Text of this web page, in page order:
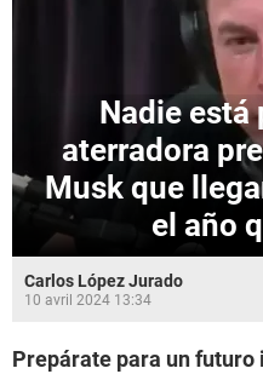
Nadie está
aterradora
Musk que
el año
Carlos López Jurado
10 avril 2024 13:34
Prepárate para un